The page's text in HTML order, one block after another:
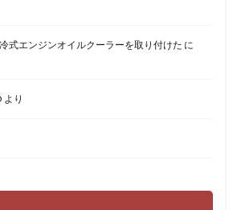
式エンジンオイルクーラーを取り付けた に
より